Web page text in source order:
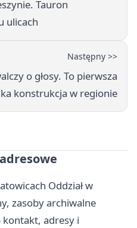
Tauron
ulicach
Następny >>
o głosy. To pierwsza
konstrukcja w regionie
Oddział w
zasoby archiwalne
kontakt, adresy i